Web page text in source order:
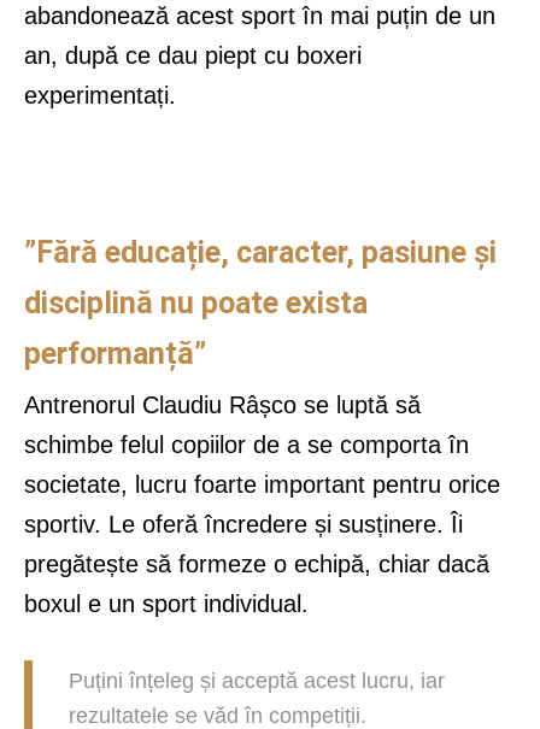
abandonează acest sport în mai puțin de un
an, după ce dau piept cu boxeri
experimentați.
”Fără educație, caracter, pasiune și
disciplină nu poate exista
performanță”
Antrenorul Claudiu Râșco se luptă să
schimbe felul copiilor de a se comporta în
societate, lucru foarte important pentru orice
sportiv. Le oferă încredere și susținere. Îi
pregătește să formeze o echipă, chiar dacă
boxul e un sport individual.
Puțini înțeleg și acceptă acest lucru, iar
rezultatele se văd în competiții.